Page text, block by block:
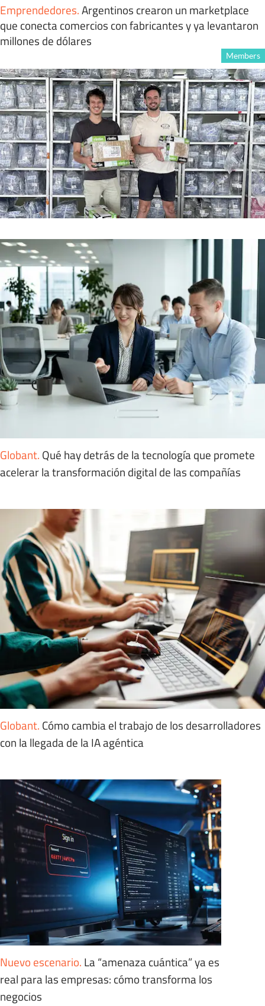
Emprendedores.Argentinos crearon un marketplace
que conecta comercios con fabricantes y ya levantaron
millones de dólares
Members
Globant. Qué hay detrás de la tecnología que promete
acelerar la transformación digital de las compañías
Globant. Cómo cambia el trabajo de los desarrolladores
con la llegada de la IA agéntica
Nuevo escenario. La “amenaza cuántica” ya es
real para las empresas: cómo transforma los
negocios